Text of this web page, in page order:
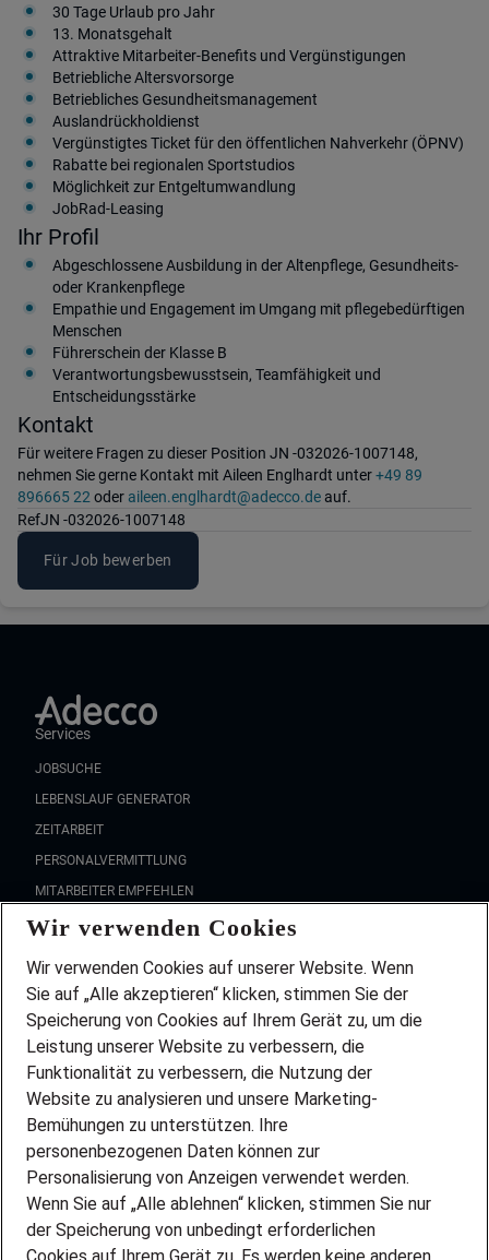
30 Tage Urlaub pro Jahr
13. Monatsgehalt
Attraktive Mitarbeiter-Benefits und Vergünstigungen
Betriebliche Altersvorsorge
Betriebliches Gesundheitsmanagement
Auslandrückholdienst
Vergünstigtes Ticket für den öffentlichen Nahverkehr (ÖPNV)
Rabatte bei regionalen Sportstudios
Möglichkeit zur Entgeltumwandlung
JobRad-Leasing
Ihr Profil
Abgeschlossene Ausbildung in der Altenpflege, Gesundheits-
oder Krankenpflege
Empathie und Engagement im Umgang mit pflegebedürftigen
Menschen
Führerschein der Klasse B
Verantwortungsbewusstsein, Teamfähigkeit und
Entscheidungsstärke
Kontakt
Für weitere Fragen zu dieser Position JN -032026-1007148,
nehmen Sie gerne Kontakt mit Aileen Englhardt unter+49 89
896665 22 oderaileen.englhardt@adecco.deauf.
RefJN -032026-1007148
Für Job bewerben
Services
JOBSUCHE
LEBENSLAUF GENERATOR
ZEITARBEIT
PERSONALVERMITTLUNG
MITARBEITER EMPFEHLEN
FAQ
Wir stellen ein!
DEINE BERUFSGRUPPE
DEINE LEBENSSITUATION
PARTNERSHIP WITH AIRBUS
INITIATIV BEWERBEN
ÜBER UNS
STANDORTE
BLOG
PRESSE
Wir verwenden Cookies
Wir verwenden Cookies auf unserer Website. Wenn
Sie auf „Alle akzeptieren“ klicken, stimmen Sie der
Speicherung von Cookies auf Ihrem Gerät zu, um die
Leistung unserer Website zu verbessern, die
Funktionalität zu verbessern, die Nutzung der
Website zu analysieren und unsere Marketing-
Bemühungen zu unterstützen. Ihre
personenbezogenen Daten können zur
Personalisierung von Anzeigen verwendet werden.
Wenn Sie auf „Alle ablehnen“ klicken, stimmen Sie nur
der Speicherung von unbedingt erforderlichen